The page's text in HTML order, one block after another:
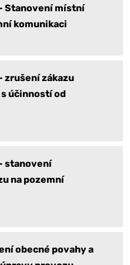
Stanovení místní
komunikaci
zrušení zákazu
účinností od
stanovení
na pozemní
obecné povahy a